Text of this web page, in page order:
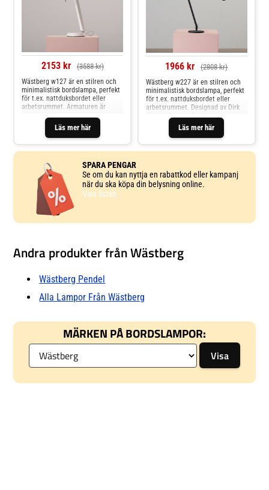
2153 kr (3588 kr)
Läs mer här
Wästberg w127 är en stilren och
minimalistisk bordslampa, perfekt
för t.ex. nattduksbordet eller
arbetsrummet. Armaturen är
Rune. Små spår av användning
och några bucklor.
Helhetsintrycket är bra.
1966 kr (2808 kr)
Läs mer här
Wästberg w227 är en stilren och
minimalistisk bordslampa, perfekt
för t.ex. nattduksbordet eller
arbetsrummet. Designad av Dirk
lampskärmen sitter inte stadigt på
plats utan glider lätt ner.
Helhetsintrycket är bra.
SPARA PENGAR
Se om du kan nyttja en rabattkod eller kampanj
när du ska köpa din belysning online.
Visa listan
Andra produkter från Wästberg
Wästberg Pendel
Alla Lampor Från Wästberg
MÄRKEN PÅ BORDSLAMPOR: